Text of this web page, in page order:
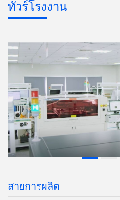
ทัวร์โรงงาน
สายการผลิต